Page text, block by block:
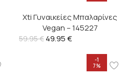
Xti Γυναικείες Μπαλαρίνες
Vegan – 145227
59.95€ 49.95€
-1
7%